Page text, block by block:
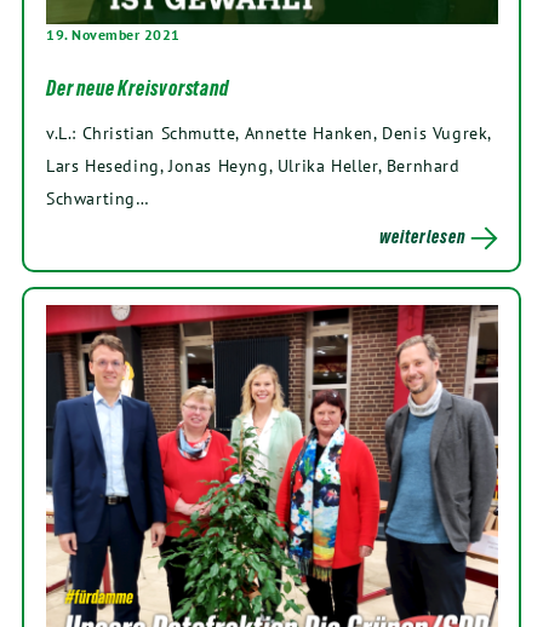
19. November 2021
Der neue Kreisvorstand
v.L.: Christian Schmutte, Annette Hanken, Denis Vugrek,
Lars Heseding, Jonas Heyng, Ulrika Heller, Bernhard
Schwarting…
weiterlesen